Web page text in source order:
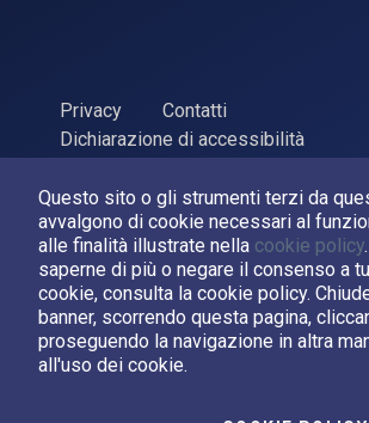
Questo sito o gli strumenti terzi da
avvalgono di cookie necessari al
alle finalità illustrate nella cookie policy
saperne di più o negare il consenso a
cookie, consulta la cookie policy.
banner, scorrendo questa pagina,
proseguendo la navigazione in altra
all'uso dei cookie.
Privacy
Contatti
Dichiarazione di accessibilità
ASI Agenzia Spaziale Italiana, 2026. P.Iva
Sviluppato daLPM
Seguici su:
Asi su Facebook
Asi su XCanale Asi su